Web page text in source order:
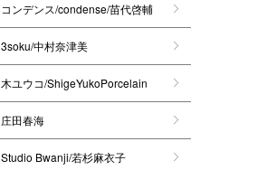
コンデンス/condense/苗代啓輔
3soku/中村奈津美
木ユウコ/ShigeYukoPorcelain
庄田春海
Studio Bwanji/若杉麻衣子